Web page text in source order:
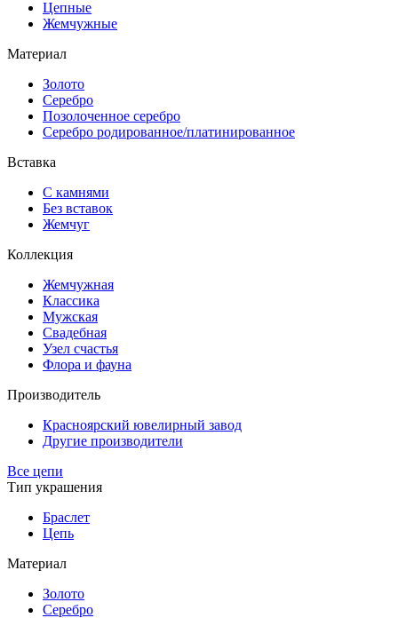
Цепные
Жемчужные
Материал
Золото
Серебро
Позолоченное серебро
Серебро родированное/платинированное
Вставка
С камнями
Без вставок
Жемчуг
Коллекция
Жемчужная
Классика
Мужская
Свадебная
Узел счастья
Флора и фауна
Производитель
Красноярский ювелирный завод
Другие производители
Все цепи
Тип украшения
Браслет
Цепь
Материал
Золото
Серебро